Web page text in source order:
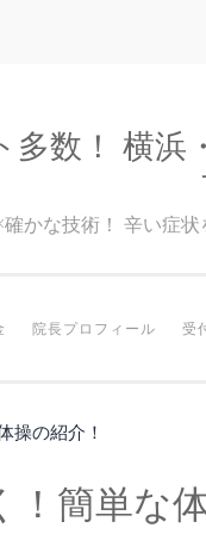
多数！ 横
かな技術！ 辛い症
院長プロフィール 受
操の紹介！
簡単な